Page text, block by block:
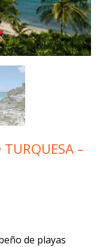
TURQUESA –
de playas